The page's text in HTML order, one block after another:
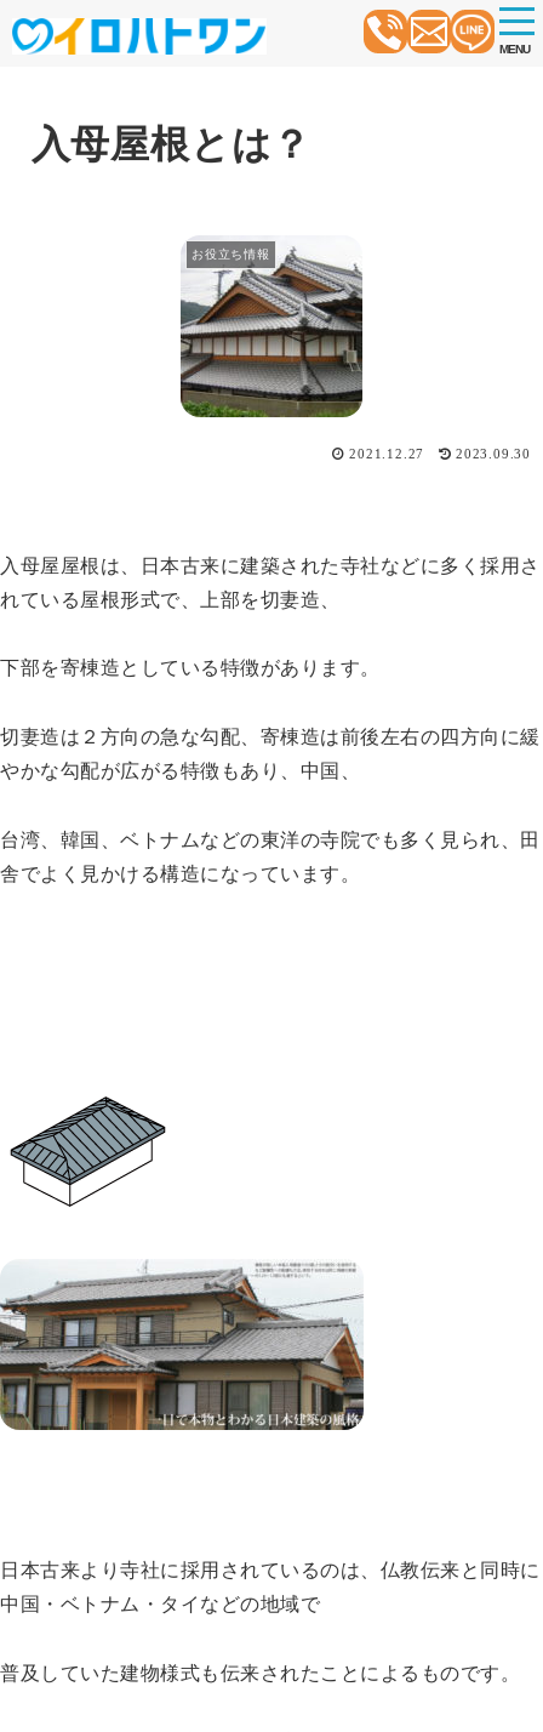
t
o
g
MENU
入母屋根とは？
お役立ち情報
2021.12.27 2023.09.30
入母屋屋根は、日本古来に建築された寺社などに多く採用さ
れている屋根形式で、上部を切妻造、
下部を寄棟造としている特徴があります。
切妻造は２方向の急な勾配、寄棟造は前後左右の四方向に緩
やかな勾配が広がる特徴もあり、中国、
台湾、韓国、ベトナムなどの東洋の寺院でも多く見られ、田
舎でよく見かける構造になっています。
日本古来より寺社に採用されているのは、仏教伝来と同時に
中国・ベトナム・タイなどの地域で
普及していた建物様式も伝来されたことによるものです。